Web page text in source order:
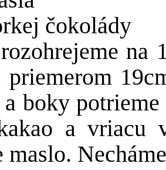
čokolády
na
a boky
a vriacu
maslo.